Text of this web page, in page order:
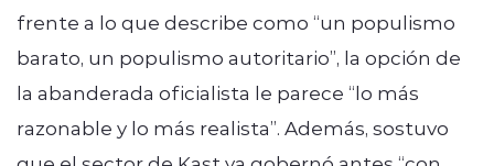
frente a lo que describe como “un populismo
barato, un populismo autoritario”, la opción de
la abanderada oficialista le parece “lo más
razonable y lo más realista”. Además, sostuvo